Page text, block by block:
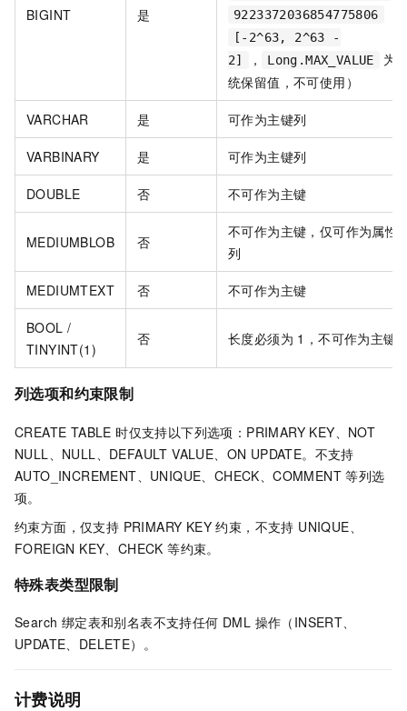
BIGINT 是 9223372036854775806
[-2^63, 2^63 -
2]
， Long.MAX_VALUE
为
统保留值，不可使用）
VARCHAR 是 可作为主键列
VARBINARY 是 可作为主键列
DOUBLE 否 不可作为主键
MEDIUMBLOB 否
不可作为主键，仅可作为属性
列
MEDIUMTEXT 否 不可作为主键
BOOL /
TINYINT(1)
否 长度必须为 1，不可作为主键
列选项和约束限制
CREATE TABLE 时仅支持以下列选项：PRIMARY KEY、NOT
NULL、NULL、DEFAULT VALUE、ON UPDATE。不支持
AUTO_INCREMENT、UNIQUE、CHECK、COMMENT 等列选
项。
约束方面，仅支持 PRIMARY KEY 约束，不支持 UNIQUE、
FOREIGN KEY、CHECK 等约束。
特殊表类型限制
Search 绑定表和别名表不支持任何 DML 操作（INSERT、
UPDATE、DELETE）。
计费说明